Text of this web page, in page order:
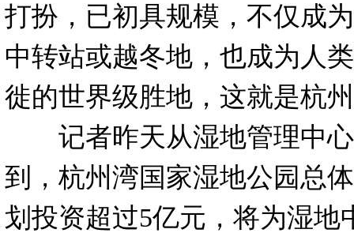
打扮，已初具规模，不仅成
中转站或越冬地，也成为人
徙的世界级胜地，这就是杭
记者昨天从湿地管理中心
到，杭州湾国家湿地公园总
划投资超过5亿元，将为湿地